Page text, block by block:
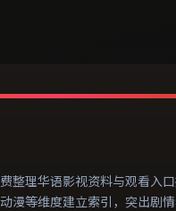
整理华语影视资料与观看入
漫等维度建立索引，突出剧